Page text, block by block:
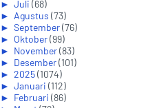
► Juli (68)
► Agustus (73)
► September(76)
► Oktober(99)
► November(83)
► Desember(101)
► 2025(1074)
► Januari (112)
► Februari (86)